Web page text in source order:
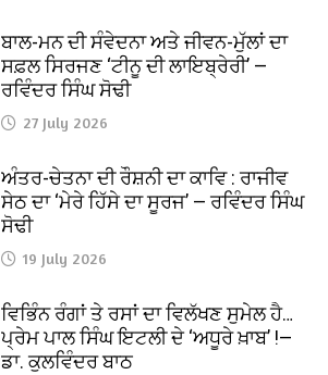
ਬਾਲ-ਮਨ ਦੀ ਸੰਵੇਦਨਾ ਅਤੇ ਜੀਵਨ-ਮੁੱਲਾਂ ਦਾ
ਸਫ਼ਲ ਸਿਰਜਣ ‘ਟੀਨੂ ਦੀ ਲਾਇਬ੍ਰੇਰੀ’ —
ਰਵਿੰਦਰ ਸਿੰਘ ਸੋਢੀ
27 July 2026
ਅੰਤਰ-ਚੇਤਨਾ ਦੀ ਰੌਸ਼ਨੀ ਦਾ ਕਾਵਿ : ਰਾਜੀਵ
ਸੇਠ ਦਾ ‘ਮੇਰੇ ਹਿੱਸੇ ਦਾ ਸੂਰਜ’ — ਰਵਿੰਦਰ ਸਿੰਘ
ਸੋਢੀ
19 July 2026
ਵਿਭਿੰਨ ਰੰਗਾਂ ਤੇ ਰਸਾਂ ਦਾ ਵਿਲੱਖਣ ਸੁਮੇਲ ਹੈ…
ਪ੍ਰੇਮ ਪਾਲ ਸਿੰਘ ਇਟਲੀ ਦੇ ‘ਅਧੂਰੇ ਖ਼ਾਬ’ !—
ਡਾ. ਕੁਲਵਿੰਦਰ ਬਾਠ